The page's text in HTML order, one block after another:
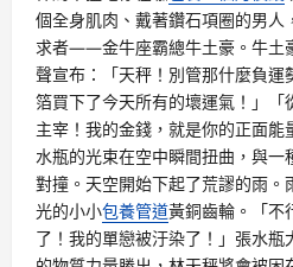
個全身肌肉、戴著鑽石項圈的男人
求者——金牛座霸總牛土豪。牛土
聲宣布：「天秤！別管那什麼負運
箔買下了今天所有的壞運氣！」「
主宰！我的金錢，就是你的正面
水瓶的光束在空中瞬間扭曲，與一
對撞。天空開始下起了荒謬的雨。
光的小小包養管道黃銅齒輪。「不
了！我的單戀被汙染了！」張水